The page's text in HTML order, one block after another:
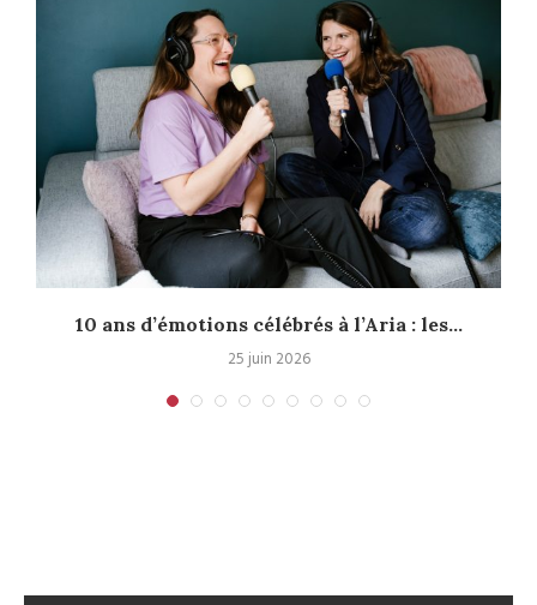
10 ans d’émotions célébrés à l’Aria : les...
25 juin 2026